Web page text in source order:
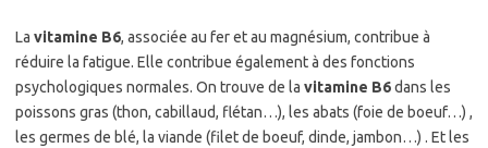
La vitamine B6, associée au fer et au magnésium, contribue à
réduire la fatigue. Elle contribue également à des fonctions
psychologiques normales. On trouve de la vitamine B6dans les
poissons gras (thon, cabillaud, flétan…), les abats (foie de boeuf…) ,
les germes de blé, la viande (filet de boeuf, dinde, jambon…) . Et les